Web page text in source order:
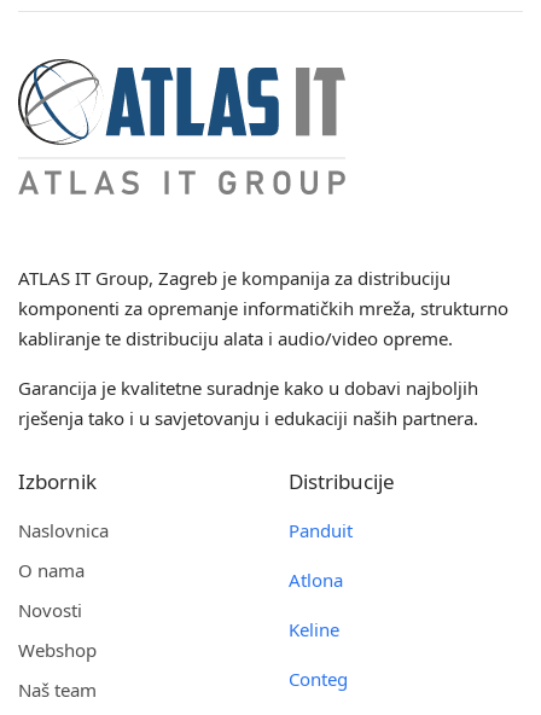
ATLAS IT Group, Zagreb je kompanija za distribuciju
komponenti za opremanje informatičkih mreža, strukturno
kabliranje te distribuciju alata i audio/video opreme.
Garancija je kvalitetne suradnje kako u dobavi najboljih
rješenja tako i u savjetovanju i edukaciji naših partnera.
Izbornik
Naslovnica
O nama
Novosti
Webshop
Naš team
Distribucije
Panduit
Atlona
Keline
Conteg